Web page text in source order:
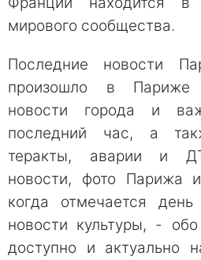
мирового сообщества.
Последние новости
произошло в Париже
новости города и
последний час, а
теракты, аварии и
новости, фото Парижа
когда отмечается
новости культуры, -
доступно и актуально